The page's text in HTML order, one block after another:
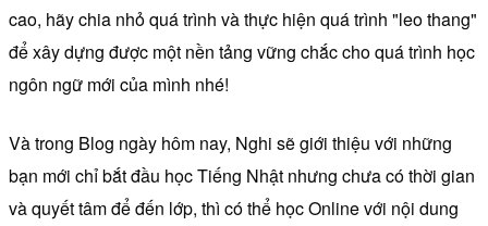
cao, hãy chia nhỏ quá trình và thực hiện quá trình "leo thang"
để xây dựng được một nền tảng vững chắc cho quá trình học
ngôn ngữ mới của mình nhé!
Và trong Blog ngày hôm nay, Nghi sẽ giới thiệu với những
bạn mới chỉ bắt đầu học Tiếng Nhật nhưng chưa có thời gian
và quyết tâm để đến lớp, thì có thể học Online với nội dung